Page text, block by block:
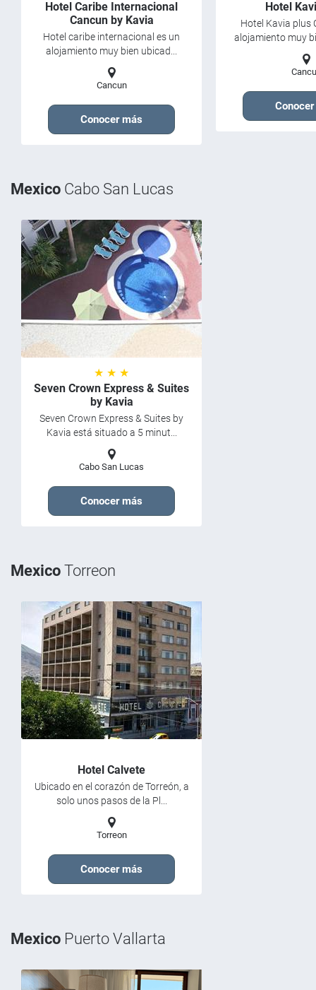
Hotel Caribe Internacional
Cancun by Kavia
Hotel caribe internacional es un
alojamiento muy bien ubicad...
Cancun
Conocer más
Hotel
Hotel Kavia plus
alojamiento muy
Mexico Cabo San Lucas
★ ★ ★
Seven Crown Express & Suites
by Kavia
Seven Crown Express & Suites by
Kavia está situado a 5 minut...
Cabo San Lucas
Conocer más
Mexico Torreon
Hotel Calvete
Ubicado en el corazón de Torreón, a
solo unos pasos de la Pl...
Torreon
Conocer más
Mexico Puerto Vallarta